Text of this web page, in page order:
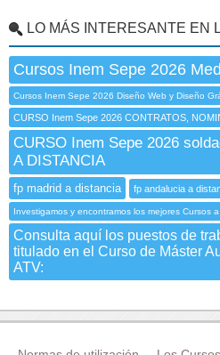
LO MÁS INTERESANTE EN
Cursos Inem Sepe 2026
Cursos Inem Sepe 2026 Diseño Web y Diseño
CURSO Inem Sepe 2026 CONTRATOS,
CURSO Inem Sepe 2026
A DISTANCIA
fp madrid a distancia fp andalucia a
Investigamos y encontramos los mejores Cursos
Consulta aquí los puestos de
titulado en el Curso de Máster
ATV: